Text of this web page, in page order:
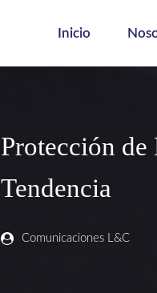
Inicio
Protección de
Tendencia
Comunicaciones L&C